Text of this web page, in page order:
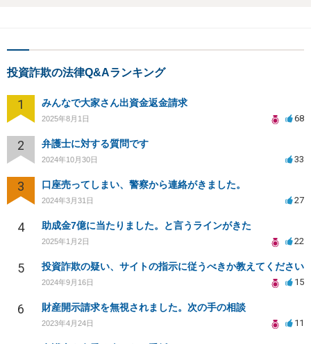
投資詐欺の法律Q&Aランキング
1 みんなで大家さん出資金返金請求
2025年8月1日 68
2 弁護士に対する質問です
2024年10月30日 33
3 口座売ってしまい、警察から連絡がきました。
2024年3月31日 27
4 助成金7億に当たりました。と言うラインがきた
2025年1月2日 22
5 投資詐欺の疑い、サイトの指示に従うべきか教えてください
2024年9月16日 15
6 財産開示請求を無視されました。次の手の相談
2023年4月24日 11